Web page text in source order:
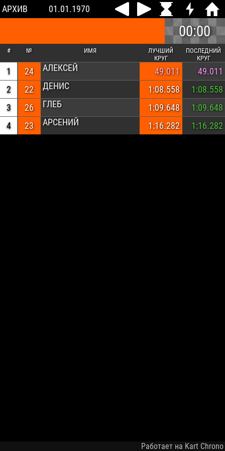
АРХИВ 01.01.1970
00:00
# № ИМЯ
ЛУЧШИЙ
КРУГ
ПОСЛЕДНИЙ
КРУГ
1 24 АЛЕКСЕЙ 49.011
49.011
2
22 ДЕНИС 1:08.558
1:08.558
3
26 ГЛЕБ 1:09.648
1:09.648
4
23 АРСЕНИЙ 1:16.282 1:16.282
Работает на Kart Chrono